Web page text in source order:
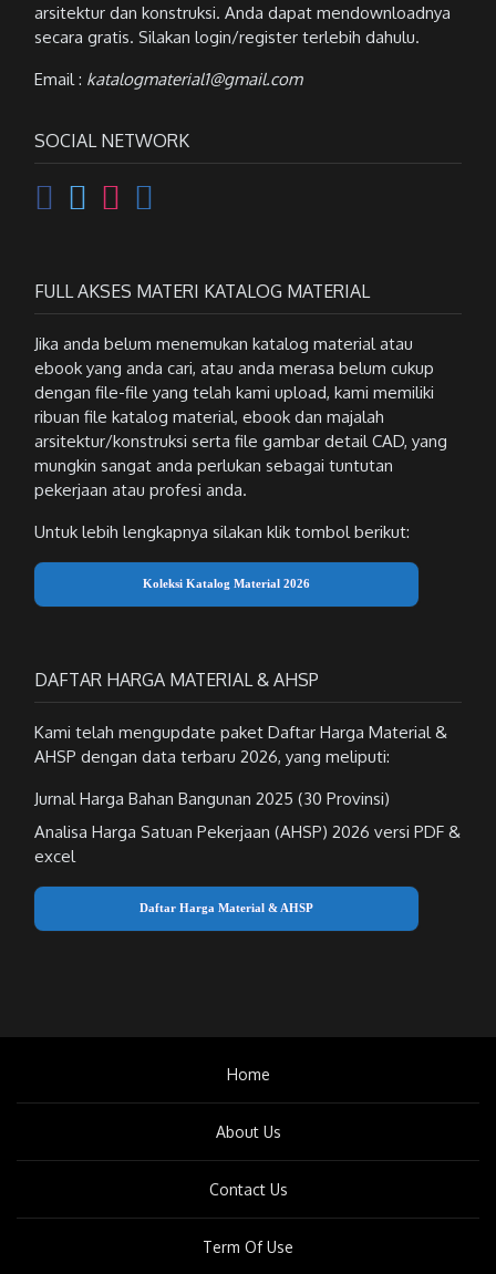
arsitektur dan konstruksi. Anda dapat mendownloadnya
secara gratis. Silakan login/register terlebih dahulu.
Email : katalogmaterial1@gmail.com
SOCIAL NETWORK
FULL AKSES MATERI KATALOG MATERIAL
Jika anda belum menemukan katalog material atau
ebook yang anda cari, atau anda merasa belum cukup
dengan file-file yang telah kami upload, kami memiliki
ribuan file katalog material, ebook dan majalah
arsitektur/konstruksi serta file gambar detail CAD, yang
mungkin sangat anda perlukan sebagai tuntutan
pekerjaan atau profesi anda.
Untuk lebih lengkapnya silakan klik tombol berikut:
Koleksi Katalog Material 2026
DAFTAR HARGA MATERIAL & AHSP
Kami telah mengupdate paket Daftar Harga Material &
AHSP dengan data terbaru 2026, yang meliputi:
Jurnal Harga Bahan Bangunan 2025 (30 Provinsi)
Analisa Harga Satuan Pekerjaan (AHSP) 2026 versi PDF &
excel
Daftar Harga Material & AHSP
Home
About Us
Contact Us
Term Of Use